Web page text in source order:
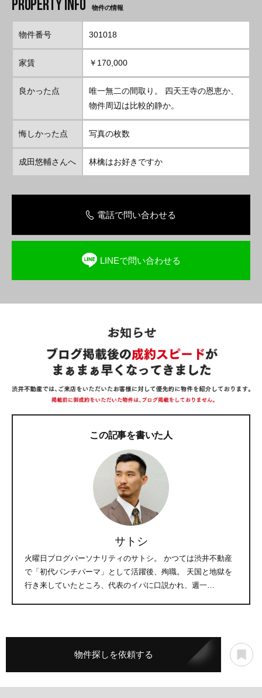
物件の情報
物件番号 301018
家賃 ￥170,000
良かった点
唯一無二の間取り。 四天王寺の恩恵か、
物件周辺は比較的静か。
悔しかった点 写真の枚数
成田悠輔さんへ 林檎はお好きですか
電話で問い合わせる
LINEで問い合わせる
この記事を書いた人
サトシ
火曜日ブログパーソナリティのサトシ。 かつては渋井不動産
で「初代パンチパーマ」として活躍後、殉職。 天国と地獄を
行き来していたところ、代表のイパに口説かれ、週一…
物件探しを依頼する